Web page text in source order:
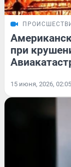
при
15 июня, 2026, 02:05